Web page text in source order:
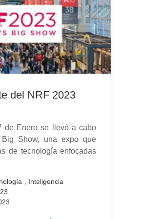
del NRF 2023
de Enero se llevó a cabo
Big Show, una expo que
de tecnología enfocadas
, Inteligencia